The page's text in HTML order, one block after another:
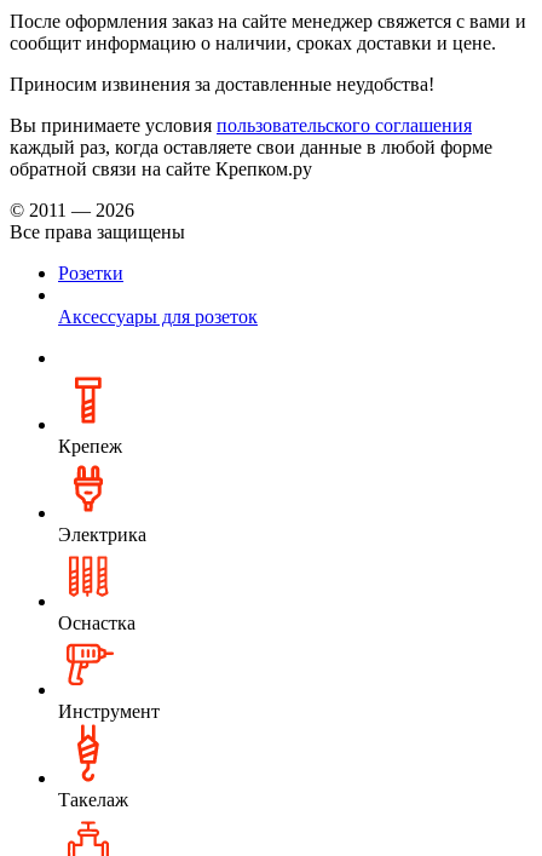
После оформления заказ на сайте менеджер свяжется с вами и
сообщит информацию о наличии, сроках доставки и цене.
Приносим извинения за доставленные неудобства!
Вы принимаете условия пользовательского соглашения
каждый раз, когда оставляете свои данные в любой форме
обратной связи на сайте Крепком.ру
© 2011 — 2026
Все права защищены
Розетки
Аксессуары для розеток
Крепеж
Электрика
Оснастка
Инструмент
Такелаж